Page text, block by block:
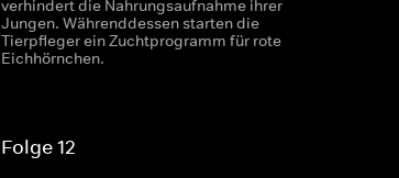
verhindert die Nahrungsaufnahme ihrer
Jungen. Währenddessen starten die
Tierpfleger ein Zuchtprogramm für rote
Eichhörnchen.
Folge 12